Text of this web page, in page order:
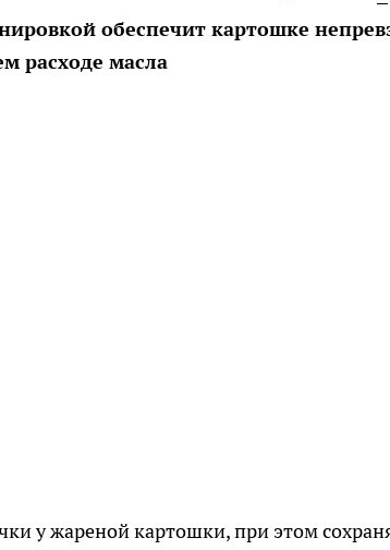
обеспечит картошке
расходе масла
у жареной картошки, при этом